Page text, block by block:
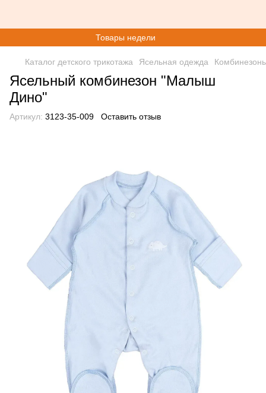
Товары недели
Каталог детского трикотажа Ясельная одежда
Ясельный комбинезон "Малыш
Дино"
Артикул: 3123-35-009 Оставить отзыв